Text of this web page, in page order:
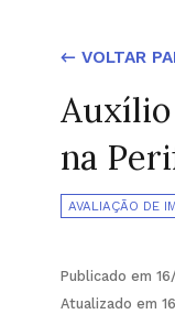
← VOLTAR
Auxílio
na
AVALIAÇÃO DE
Publicado em
Atualizado em